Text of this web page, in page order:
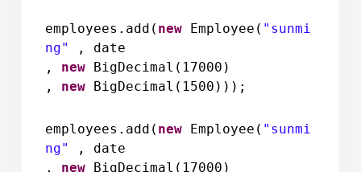
employees.add( new Employee( "sunmi
ng"
, date
, new BigDecimal(17000)
, new BigDecimal(1500)));
employees.add( new Employee( "sunmi
ng"
, date
, new BigDecimal(17000)